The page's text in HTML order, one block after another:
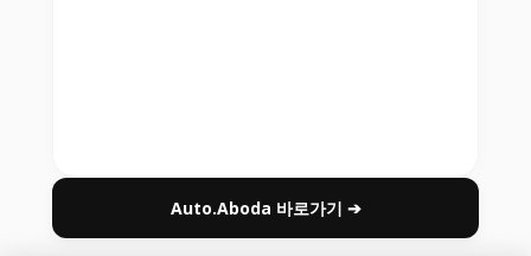
Auto.Aboda 바로가기 ➔